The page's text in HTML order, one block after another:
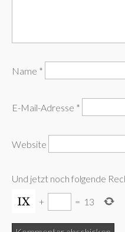
Name *
E-Mail-Adresse *
Website
Und jetzt noch folgende
+ = 13